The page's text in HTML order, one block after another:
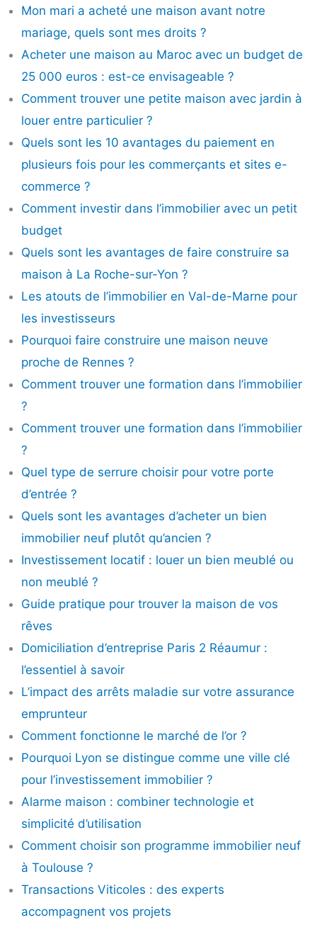
Mon mari a acheté une maison avant notre
mariage, quels sont mes droits ?
Acheter une maison au Maroc avec un budget de
25 000 euros : est-ce envisageable ?
Comment trouver une petite maison avec jardin à
louer entre particulier ?
Quels sont les 10 avantages du paiement en
plusieurs fois pour les commerçants et sites e-
commerce ?
Comment investir dans l’immobilier avec un petit
budget
Quels sont les avantages de faire construire sa
maison à La Roche-sur-Yon ?
Les atouts de l’immobilier en Val-de-Marne pour
les investisseurs
Pourquoi faire construire une maison neuve
proche de Rennes ?
Comment trouver une formation dans l’immobilier
?
Comment trouver une formation dans l’immobilier
?
Quel type de serrure choisir pour votre porte
d’entrée ?
Quels sont les avantages d’acheter un bien
immobilier neuf plutôt qu’ancien ?
Investissement locatif : louer un bien meublé ou
non meublé ?
Guide pratique pour trouver la maison de vos
rêves
Domiciliation d’entreprise Paris 2 Réaumur :
l’essentiel à savoir
L’impact des arrêts maladie sur votre assurance
emprunteur
Comment fonctionne le marché de l’or ?
Pourquoi Lyon se distingue comme une ville clé
pour l’investissement immobilier ?
Alarme maison : combiner technologie et
simplicité d’utilisation
Comment choisir son programme immobilier neuf
à Toulouse ?
Transactions Viticoles : des experts
accompagnent vos projets